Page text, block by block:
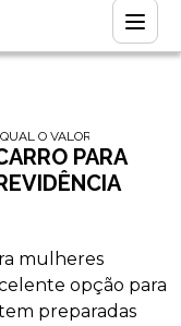
PARA MULHERES RECEM
QUAL O VALOR DE AULA DE
PARA
mulheres
opção para
preparadas